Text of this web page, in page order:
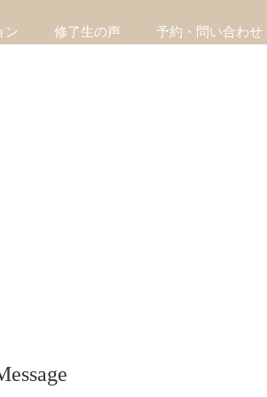
ン 修了生の声 予約・問い合わせ